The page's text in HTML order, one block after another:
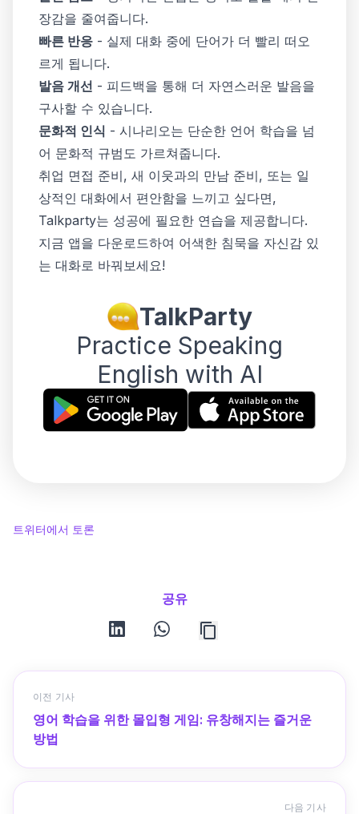
장감을 줄여줍니다.
빠른 반응 - 실제 대화 중에 단어가 더 빨리 떠오
르게 됩니다.
발음 개선 - 피드백을 통해 더 자연스러운 발음을
구사할 수 있습니다.
문화적 인식 - 시나리오는 단순한 언어 학습을 넘
어 문화적 규범도 가르쳐줍니다.
취업 면접 준비, 새 이웃과의 만남 준비, 또는 일
상적인 대화에서 편안함을 느끼고 싶다면,
Talkparty는 성공에 필요한 연습을 제공합니다.
지금 앱을 다운로드하여 어색한 침묵을 자신감 있
는 대화로 바꿔보세요!
TalkParty
Practice Speaking
English with AI
트위터에서 토론
공유
linkedin whatsapp
이전 기사
영어 학습을 위한 몰입형 게임: 유창해지는 즐거운
방법
다음 기사